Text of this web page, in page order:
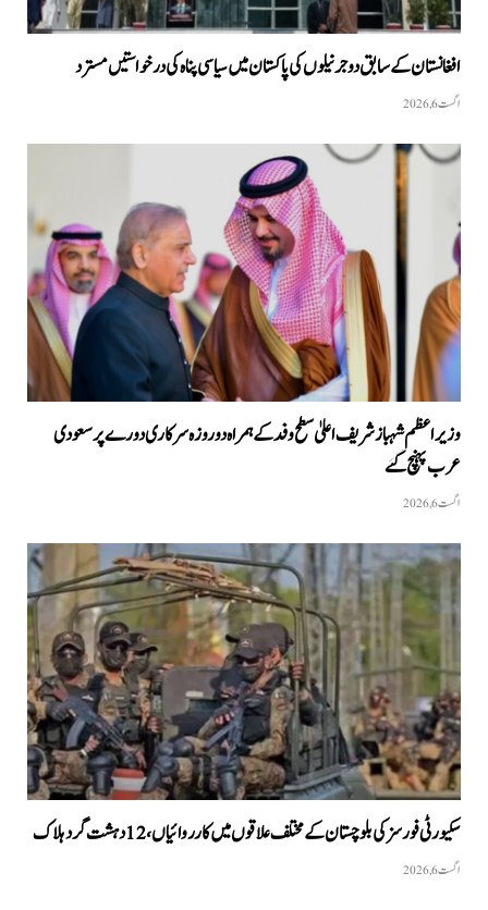
افغانستان کے سابق دو جرنیلوں کی پاکستان میں سیاسی پناہ کی درخواستیں مسترد
اگست 6, 2026
وزیراعظم شہبازشریف اعلیٰ سطح وفد کے ہمراہ دو روزه سرکاری دورے پر سعودی
عرب پہنچ گئے
اگست 6, 2026
سکیورٹی فورسز کی بلوچستان کے مختلف علاقوں میں کارروائیاں ، 12 دہشت گرد ہلاک
اگست 6, 2026